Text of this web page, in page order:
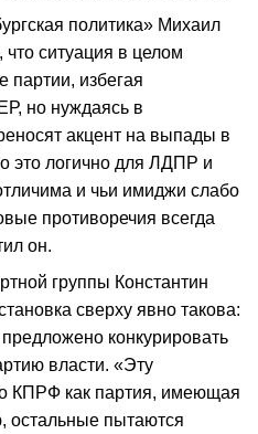
политика» Михаил
ситуация в целом
партии, избегая
но нуждаясь в
акцент на выпады в
это логично для ЛДПР и
и чьи имиджи слабо
противоречия всегда
он.
группы Константин
сверху явно такова:
конкурировать
власти. «Эту
КПРФ как партия, имеющая
остальные пытаются